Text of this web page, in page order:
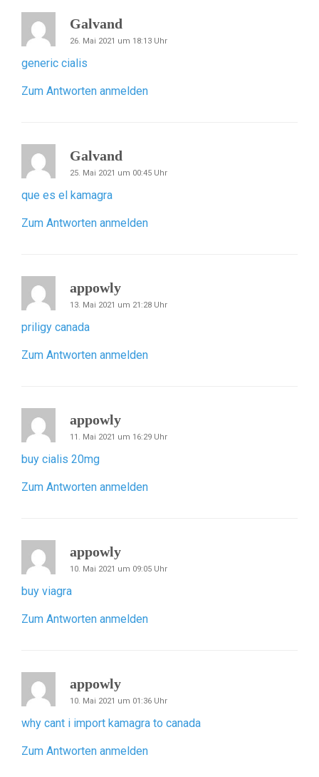
Galvand
26. Mai 2021 um 18:13 Uhr
generic cialis
Zum Antworten anmelden
Galvand
25. Mai 2021 um 00:45 Uhr
que es el kamagra
Zum Antworten anmelden
appowly
13. Mai 2021 um 21:28 Uhr
priligy canada
Zum Antworten anmelden
appowly
11. Mai 2021 um 16:29 Uhr
buy cialis 20mg
Zum Antworten anmelden
appowly
10. Mai 2021 um 09:05 Uhr
buy viagra
Zum Antworten anmelden
appowly
10. Mai 2021 um 01:36 Uhr
why cant i import kamagra to canada
Zum Antworten anmelden